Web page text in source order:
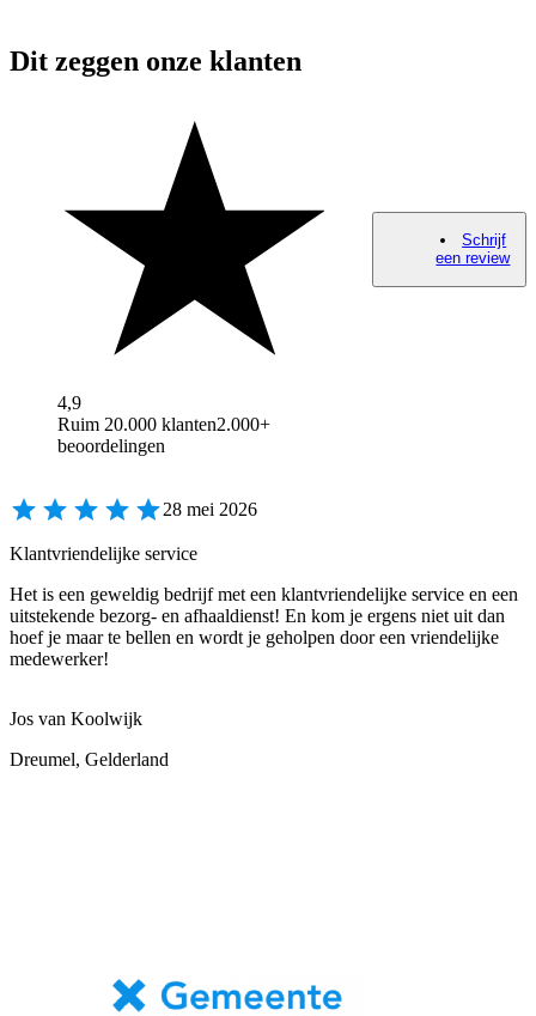
Dit zeggen onze klanten
4,9
Ruim 20.000 klanten2.000+
beoordelingen
Schrijf
een review
28 mei 2026
Klantvriendelijke service
Het is een geweldig bedrijf met een klantvriendelijke service en een
uitstekende bezorg- en afhaaldienst! En kom je ergens niet uit dan
hoef je maar te bellen en wordt je geholpen door een vriendelijke
medewerker!
Jos van Koolwijk
Dreumel, Gelderland